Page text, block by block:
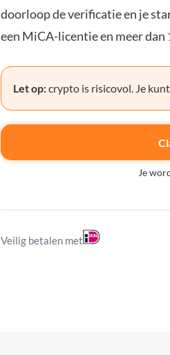
doorloop de verificatie en je
een MiCA-licentie en meer dan
Let op:crypto is risicovol. Je
Je
Veilig betalen met